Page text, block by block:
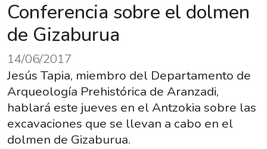
Conferencia sobre el dolmen
de Gizaburua
14/06/2017
Jesús Tapia, miembro del Departamento de
Arqueología Prehistórica de Aranzadi,
hablará este jueves en el Antzokia sobre las
excavaciones que se llevan a cabo en el
dolmen de Gizaburua.